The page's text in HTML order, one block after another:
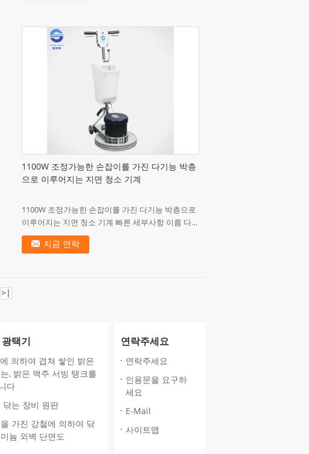
1100W 조정가능한 손잡이를 가진 다기능 박층
으로 이루어지는 지면 청소 기계
1100W 조정가능한 손잡이를 가진 다기능 박층으로
이루어지는 지면 청소 기계 빠른 세부사항 이름 다기
능 지면 기계 속도 154rpm 힘 1100W 주요 연 12m
전압 220V...지금 연락
>|
택기
의하여 겹쳐 쌓인 밝은
, 밝은 맥주 서빙 탱크를
다
닦는 장비 원판
가진 강철에 의하여 닦
늄 외벽 단면도
연락주세요
연락주세요
인용문을 요구하
세요
E-Mail
사이트맵